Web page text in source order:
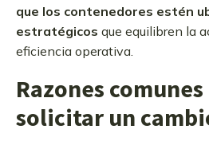
que los contenedores estén
estratégicos que equilibren la
eficiencia operativa.
Razones
solicitar un